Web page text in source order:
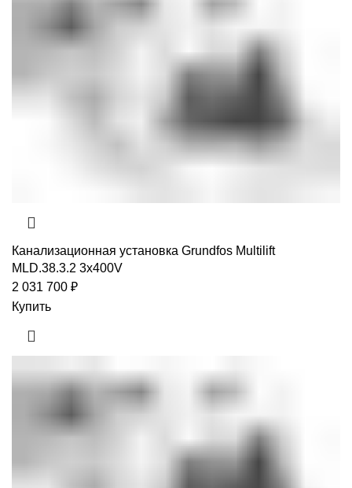
Канализационная установка Grundfos Multilift
MLD.38.3.2 3x400V
2 031 700 ₽
Купить